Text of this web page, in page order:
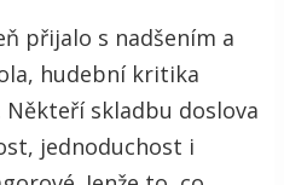
přijalo s nadšením a
hudební kritika
skladbu doslova
jednoduchost i